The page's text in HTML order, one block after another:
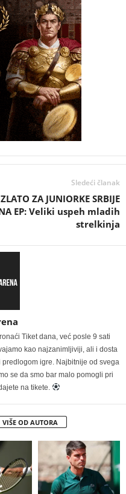
Sledeći članak
ZLATO ZA JUNIORKE SRBIJE
EP: Veliki uspeh mladih
strelkinja
Tiket dana, već posle 9 sati
kao najzanimljiviji, ali i dosta
igre. Najbitnije od svega
se da smo bar malo pomogli pri
na tikete.
VIŠE OD AUTORA